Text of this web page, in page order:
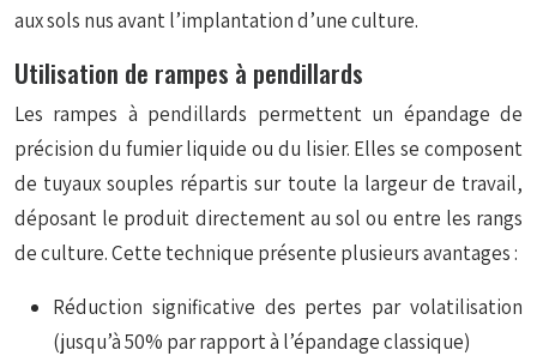
aux sols nus avant l’implantation d’une culture.
Utilisation de rampes à pendillards
Les rampes à pendillards permettent un épandage de
précision du fumier liquide ou du lisier. Elles se composent
de tuyaux souples répartis sur toute la largeur de travail,
déposant le produit directement au sol ou entre les rangs
de culture. Cette technique présente plusieurs avantages :
Réduction significative des pertes par volatilisation
(jusqu’à 50% par rapport à l’épandage classique)